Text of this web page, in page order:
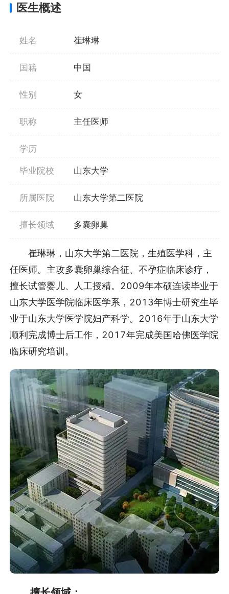
医生概述
姓名 崔琳琳
国籍 中国
性别 女
职称 主任医师
学历
毕业院校 山东大学
所属医院 山东大学第二医院
擅长领域 多囊卵巢
崔琳琳，山东大学第二医院，生殖医学科，主
任医师。主攻多囊卵巢综合征、不孕症临床诊疗，
擅长试管婴儿、人工授精。2009年本硕连读毕业于
山东大学医学院临床医学系，2013年博士研究生毕
业于山东大学医学院妇产科学。2016年于山东大学
顺利完成博士后工作，2017年完成美国哈佛医学院
临床研究培训。